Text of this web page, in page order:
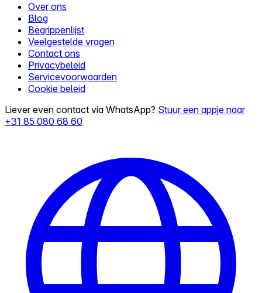
Over ons
Blog
Begrippenlijst
Veelgestelde vragen
Contact ons
Privacybeleid
Servicevoorwaarden
Cookie beleid
Liever even contact via WhatsApp? Stuur een appje naar
+31 85 080 68 60